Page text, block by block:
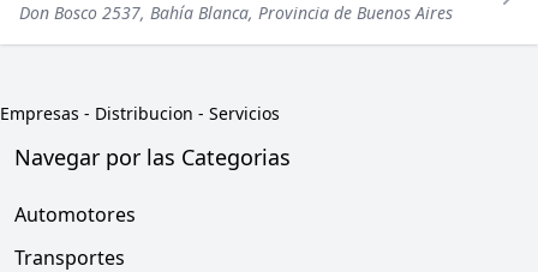
Don Bosco 2537, Bahía Blanca, Provincia de Buenos Aires
Empresas - Distribucion - Servicios
Navegar por las Categorias
Automotores
Transportes